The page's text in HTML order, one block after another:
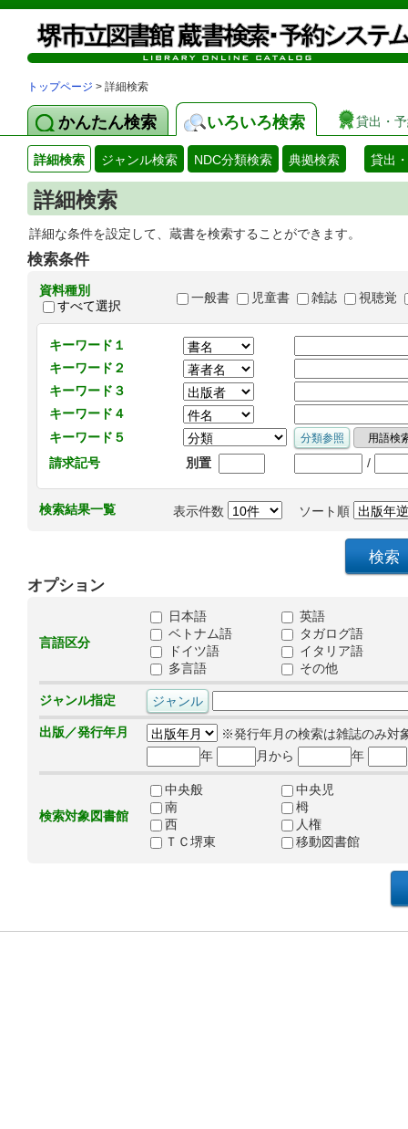
トップページ > 詳細検索
かんたん検索 いろいろ検索 貸出・
詳細検索 ジャンル検索 NDC分類検索 典拠検索 貸出
詳細検索
詳細な条件を設定して、蔵書を検索することができます。
検索条件
資料種別
すべて選択
一般書 児童書 雑誌 視聴覚
キーワード１
キーワード２
キーワード３
キーワード４
キーワード５
請求記号
別置 /
検索結果一覧 表示件数 ソート順
オプション
言語区分
日本語
英語
ベトナム語
タガログ語
ドイツ語
イタリア語
多言語
その他
ジャンル指定
出版／発行年月
※発行年月の検索は雑誌のみ対
年
月から 年
検索対象図書館
中央般
中央児
南
栂
西
人権
ＴＣ堺東
移動図書館